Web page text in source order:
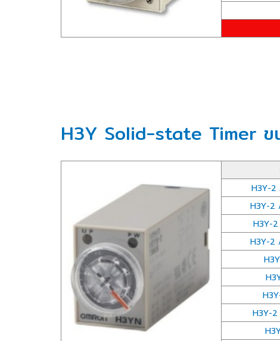
H3Y Solid-state Timer ข
H3Y-2
H3Y-2
H3Y-
H3Y-2
H3Y-